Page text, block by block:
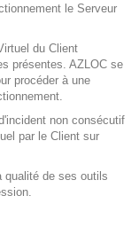
le Serveur
du Client
présentes. AZLOC se
procéder à une
non consécutif
par le Client sur
qualité de ses outils